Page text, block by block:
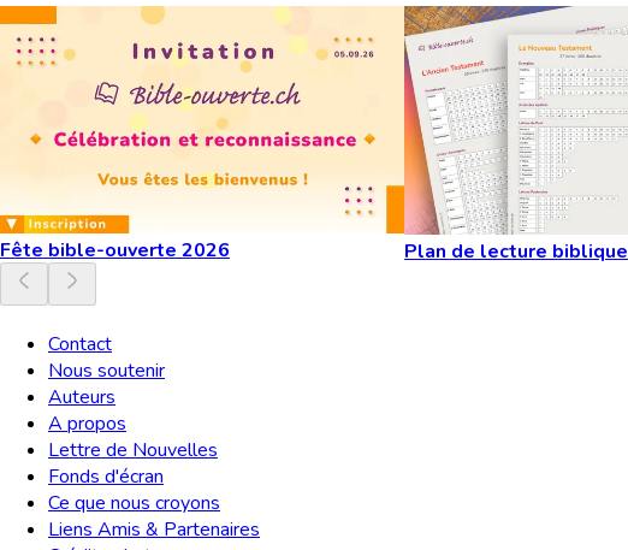
Fête bible-ouverte 2026 Plan de lecture biblique
Contact
Nous soutenir
Auteurs
A propos
Lettre de Nouvelles
Fonds d'écran
Ce que nous croyons
Liens Amis & Partenaires